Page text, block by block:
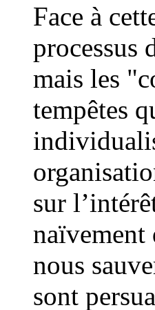
Face à
processus
mais les
tempêtes
sur
naïvement
nous
sont